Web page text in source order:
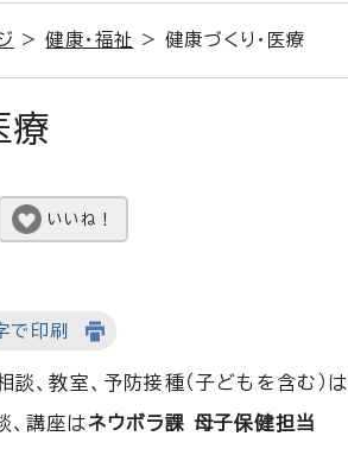
>健康・福祉 > 健康づくり・医療
療
いいね！
で印刷
談、教室、予防接種（子どもを含む）は
、講座はネウボラ課 母子保健担当